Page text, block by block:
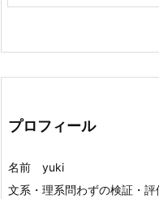
プロフィール
名前 yuki
文系・理系問わずの検証・